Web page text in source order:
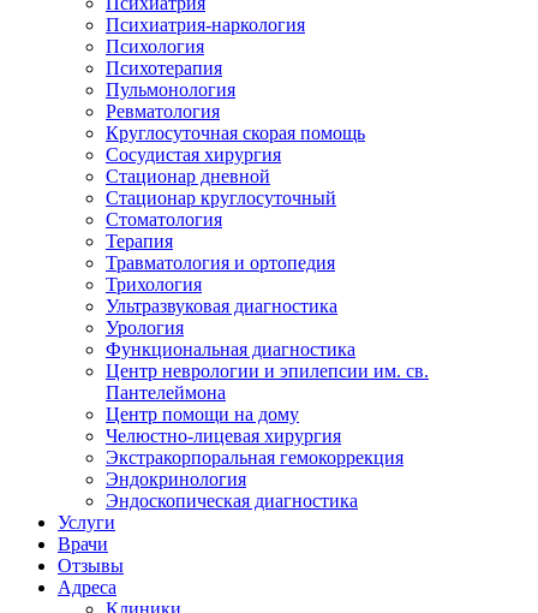
Психиатрия-наркология
Психология
Психотерапия
Пульмонология
Ревматология
Круглосуточная скорая помощь
Сосудистая хирургия
Стационар дневной
Стационар круглосуточный
Стоматология
Терапия
Травматология и ортопедия
Трихология
Ультразвуковая диагностика
Урология
Функциональная диагностика
Центр неврологии и эпилепсии им. св.
Пантелеймона
Центр помощи на дому
Челюстно-лицевая хирургия
Экстракорпоральная гемокоррекция
Эндокринология
Эндоскопическая диагностика
Услуги
Врачи
Отзывы
Адреса
Клиники